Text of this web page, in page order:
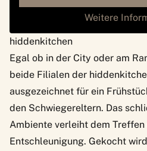
Weitere
hiddenkitchen
Egal ob in der City oder am
beide Filialen der
ausgezeichnet für ein
den Schwiegereltern. Das
Ambiente verleiht dem Treffen
Entschleunigung. Gekocht